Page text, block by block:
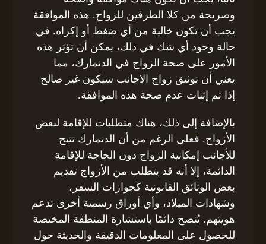
وصريحة من كلا الطرفين للزواج. هذه الموافقة
يجب أن تكون خالية من أي ضغط أو إكراه. في
حالة وجود أي شك في ذلك، يمكن أن تؤثر هذه
الأمور على صحة الزواج في الدنمارك، مما
يعني أن توثيق زواج الاجانب سيكون غير صالح
إذا تم إثبات عدم صحة هذه الموافقة.
بالإضافة إلى ذلك، هناك متطلبات للإقامة لبعض
الأزواج. فعلى الرغم من أن الدنمارك تتيح
للأجانب إمكانية الزواج دون الحاجة للإقامة
الدائمة، إلا أنه قد يتطلب من الأزواج تقديم
بعض الوثائق القانونية كجوازات السفر،
وشهادات الميلاد، وأي أوراق رسمية أخرى تدعم
هويتهم. يُنصح دائمًا باستشارة المنطقة المختصة
للحصول على المعلومات الدقيقة والحديثة حول